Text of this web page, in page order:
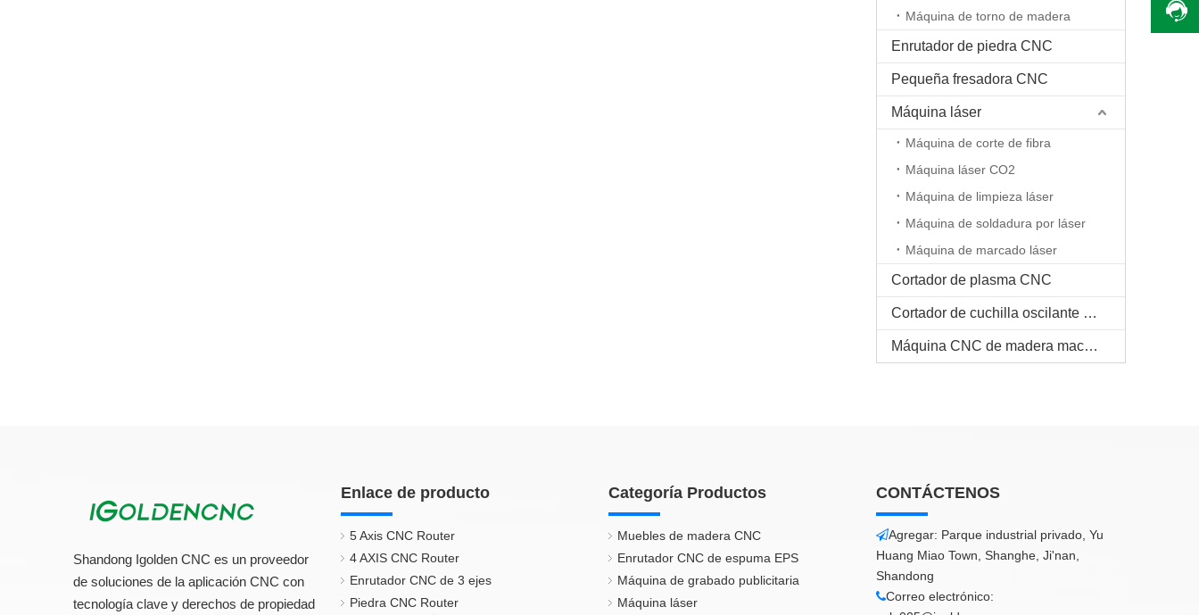
Máquina de torno de madera
Enrutador de piedra CNC
Pequeña fresadora CNC
Máquina láser
Máquina de corte de fibra
Máquina láser CO2
Máquina de limpieza láser
Máquina de soldadura por láser
Máquina de marcado láser
Cortador de plasma CNC
Cortador de cuchilla oscilante CNC
Máquina CNC de madera maciza
Shandong Igolden CNC es un proveedor
de soluciones de la aplicación CNC con
tecnología clave y derechos de propiedad
Enlace de producto
5 Axis CNC Router
4 AXIS CNC Router
Enrutador CNC de 3 ejes
Piedra CNC Router
Categoría Productos
Muebles de madera CNC
Enrutador CNC de espuma EPS
Máquina de grabado publicitaria
Máquina láser
CONTÁCTENOS
Agregar: Parque industrial privado, Yu
Huang Miao Town, Shanghe, Ji'nan,
Shandong
Correo electrónico: